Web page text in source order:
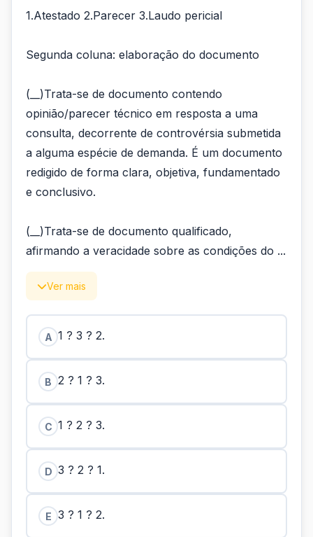
1.Atestado 2.Parecer 3.Laudo pericial
Segunda coluna: elaboração do documento
(__)Trata-se de documento contendo
opinião/parecer técnico em resposta a uma
consulta, decorrente de controvérsia submetida
a alguma espécie de demanda. É um documento
redigido de forma clara, objetiva, fundamentado
e conclusivo.
(__)Trata-se de documento qualificado,
afirmando a veracidade sobre as condições do ...
Ver mais
A 1 ? 3 ? 2.
B 2 ? 1 ? 3.
C 1 ? 2 ? 3.
D 3 ? 2 ? 1.
E 3 ? 1 ? 2.